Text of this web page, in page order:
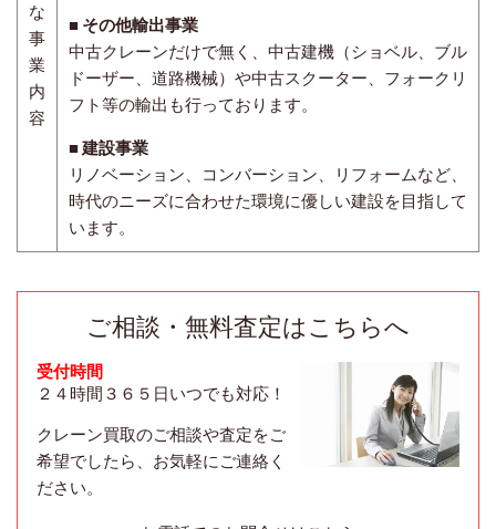
な
事
業
内
容
■ その他輸出事業
中古クレーンだけで無く、中古建機（ショベル、ブル
ドーザー、道路機械）や中古スクーター、フォークリ
フト等の輸出も行っております。
■ 建設事業
リノベーション、コンバーション、リフォームなど、
時代のニーズに合わせた環境に優しい建設を目指して
います。
ご相談・無料査定はこちらへ
受付時間
２４時間３６５日いつでも対応！
クレーン買取のご相談や査定をご
希望でしたら、お気軽にご連絡く
ださい。